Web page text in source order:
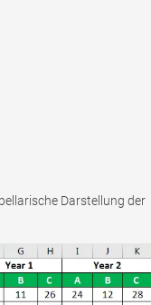
Darstellung der